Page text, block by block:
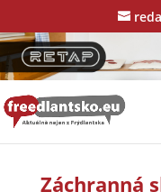
Záchranná